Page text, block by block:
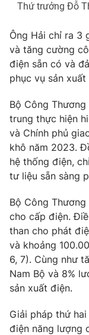
Giấy phép hoạt
Tổng Biên tập:Vũ
Phó Tổng Biên tập:
Nguyễn Trọng Ninh
Tổng đài VTV:
Ðiện thoại Thời báo
Email:
Liên hệ quảng cáo:
thuận bằng văn
thông tin từ website
Thứ trưởng Đỗ
Ông Hải chỉ ra 3
và tăng cường
điện sẵn có và
phục vụ sản xuất
Bộ Công
trung thực hiện
và Chính phủ
khô năm 2023.
hệ thống điện,
tư liệu sẵn sàng
Bộ Công
cho cấp điện.
than cho phát
và khoảng
6, 7). Cùng như
Nam Bộ và 8%
sản xuất điện.
Giải pháp thứ
điện năng lượng